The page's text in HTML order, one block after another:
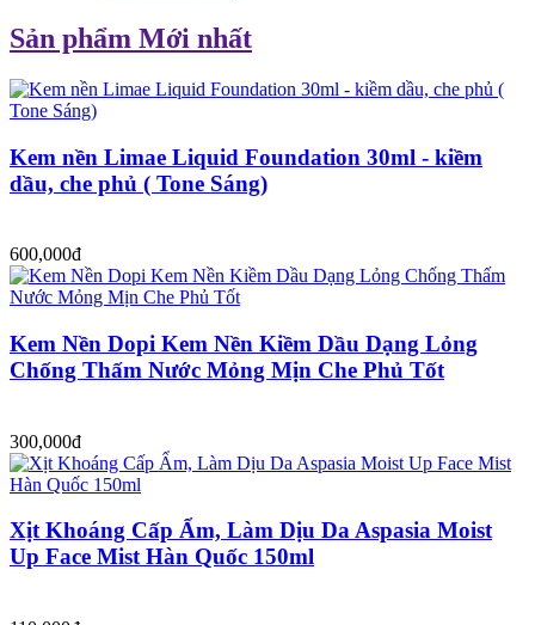
Sản phẩm Mới nhất
Kem nền Limae Liquid Foundation 30ml - kiềm
dầu, che phủ ( Tone Sáng)
600,000đ
Kem Nền Dopi Kem Nền Kiềm Dầu Dạng Lỏng
Chống Thấm Nước Mỏng Mịn Che Phủ Tốt
300,000đ
Xịt Khoáng Cấp Ẩm, Làm Dịu Da Aspasia Moist
Up Face Mist Hàn Quốc 150ml